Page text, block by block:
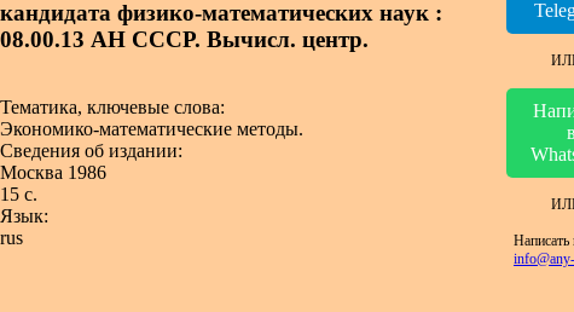
кандидата физико-математических наук :
08.00.13 АН СССР. Вычисл. центр.
Тематика, ключевые слова:
Экономико-математические методы.
Сведения об издании:
Москва 1986
15 с.
Язык:
rus
в
Написать